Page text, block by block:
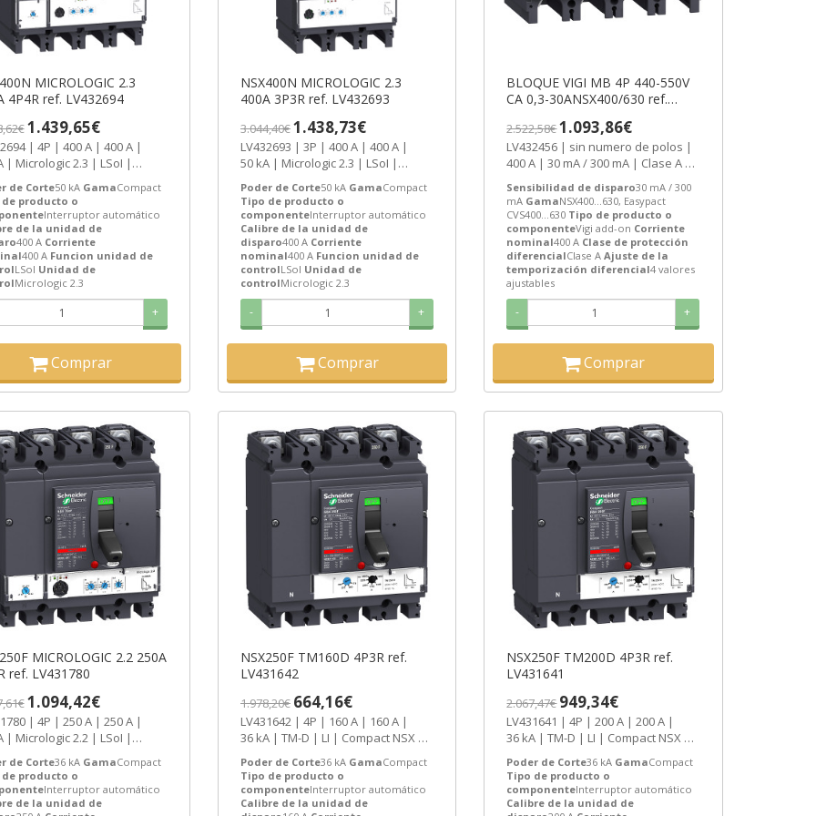
MICROLOGIC 2.3
400A 4P4R ref. LV432694
1.439,65€
| 400 A | 400 A |
Micrologic 2.3 | LSoI |
de Corte50 kA GamaCompact
de producto o
Interruptor automático
de la unidad de
400 A Corriente
400 A Funcion unidad de
LSoI Unidad de
Micrologic 2.3
+
Comprar
NSX400N MICROLOGIC 2.3
400A 3P3R ref. LV432693
3.044,40€1.438,73€
LV432693 | 3P | 400 A | 400 A |
50 kA | Micrologic 2.3 | LSoI |
Poder de Corte50 kA GamaCompact
Tipo de producto o
componenteInterruptor automático
Calibre de la unidad de
disparo400 A Corriente
nominal400 A Funcion unidad de
controlLSoI Unidad de
controlMicrologic 2.3
- +
Comprar
BLOQUE VIGI MB 4P 440-550V
CA 0,3-30ANSX400/630 ref.
2.522,58€1.093,86€
LV432456 | sin numero de polos |
400 A | 30 mA / 300 mA | Clase A |
Sensibilidad de disparo30 mA / 300
mA GamaNSX400...630, Easypact
CVS400...630 Tipo de producto o
componenteVigi add-on Corriente
nominal400 A Clase de protección
diferencialClase A Ajuste de la
temporización diferencial4 valores
ajustables
- +
Comprar
MICROLOGIC 2.2 250A
4P4R ref. LV431780
1.094,42€
| 250 A | 250 A |
Micrologic 2.2 | LSoI |
de Corte36 kA GamaCompact
de producto o
Interruptor automático
de la unidad de
NSX250F TM160D 4P3R ref.
LV431642
1.978,20€ 664,16€
LV431642 | 4P | 160 A | 160 A |
36 kA | TM-D | LI | Compact NSX |
Poder de Corte36 kA GamaCompact
Tipo de producto o
componenteInterruptor automático
Calibre de la unidad de
NSX250F TM200D 4P3R ref.
LV431641
2.067,47€949,34€
LV431641 | 4P | 200 A | 200 A |
36 kA | TM-D | LI | Compact NSX |
Poder de Corte36 kA GamaCompact
Tipo de producto o
componenteInterruptor automático
Calibre de la unidad de
TeSys GV6